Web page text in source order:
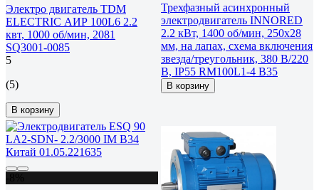
Электро двигатель TDM
ELECTRIC АИР 100L6 2.2
квт, 1000 об/мин, 2081
SQ3001-0085
5
(5)
В корзину
Трехфазный асинхронный
электродвигатель INNORED
2.2 кВт, 1400 об/мин, 250х28
мм, на лапах, схема включения
звезда/треугольник, 380 В/220
В, IP55 RM100L1-4 B35
В корзину